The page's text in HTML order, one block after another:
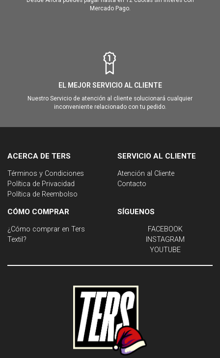
Mercado Pago.
EL MEJOR SERVICIO AL CLIENTE
Nuestro Servicio de atención al cliente solucionará cualquier
inconveniente relacionado con tu pedido.
ACERCA DE TERS
Términos y Condiciones
Política de Privacidad
Política de Reembolso
SERVICIO AL CLIENTE
Atención al Cliente
Contacto
CÓMO COMPRAR
¿Cómo comprar en Ters
Textil?
SÍGUENOS
FACEBOOK
INSTAGRAM
YOUTUBE